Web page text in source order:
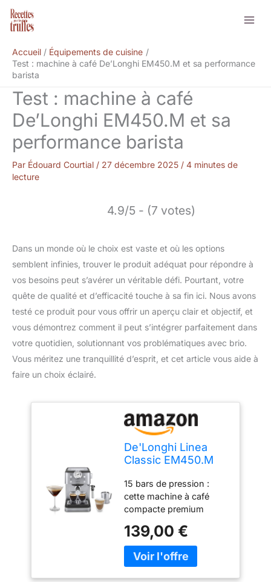
Aller
Accueil
Équipements de cuisine
Test : machine à café De’Longhi EM450.M et sa performance
barista
Test : machine à café
De’Longhi EM450.M et sa
performance barista
Par Édouard Courtial / 27 décembre 2025 / 4 minutes de
lecture
4.9/5 - (7 votes)
Dans un monde où le choix est vaste et où les options
semblent infinies, trouver le produit adéquat pour répondre à
vos besoins peut s’avérer un véritable défi. Pourtant, votre
quête de qualité et d’efficacité touche à sa fin ici. Nous avons
testé ce produit pour vous offrir un aperçu clair et objectif, et
vous démontrez comment il peut s’intégrer parfaitement dans
votre quotidien, solutionnant vos problématiques avec brio.
Vous méritez une tranquillité d’esprit, et cet article vous aide à
faire un choix éclairé.
De'Longhi Linea
Classic EM450.M
manuelle avec tige
vapeur, machine à
expresso avec
pompe barista,
buse pour
cappuccino, filtre
double paroi, 15 bar,
tasse jusqu'à 13 cm,
15 bars de pression :
cette machine à café
compacte premium
parfait avec un arôme
riche et une crème de
couleur noix sur le
139,00 €
Rechercher